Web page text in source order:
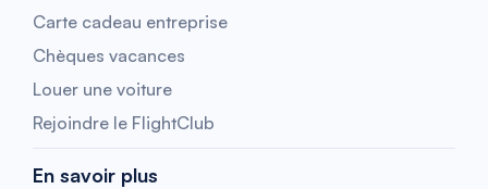
Carte cadeau entreprise
Chèques vacances
Louer une voiture
Rejoindre le FlightClub
En savoir plus